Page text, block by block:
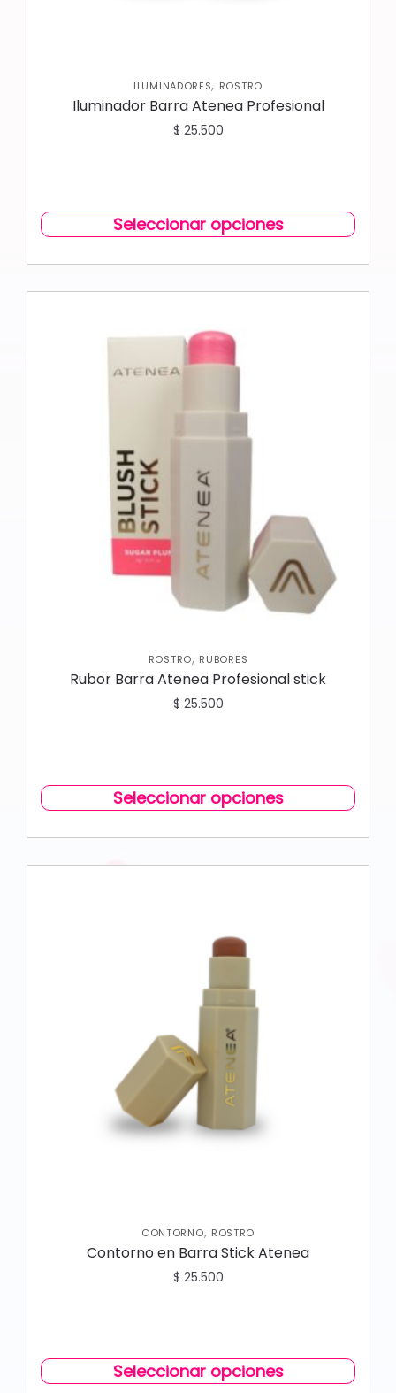
ILUMINADORES, ROSTRO
Iluminador Barra Atenea Profesional
$ 25.500
Seleccionar opciones
ROSTRO, RUBORES
Rubor Barra Atenea Profesional stick
$ 25.500
Seleccionar opciones
CONTORNO, ROSTRO
Contorno en Barra Stick Atenea
$ 25.500
Seleccionar opciones